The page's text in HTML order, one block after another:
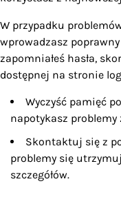
W przypadku
wprowadzasz
zapomniałeś hasła,
dostępnej na stronie
Wyczyść pamięć
napotykasz problemy
Skontaktuj się z
problemy się
szczegółów.